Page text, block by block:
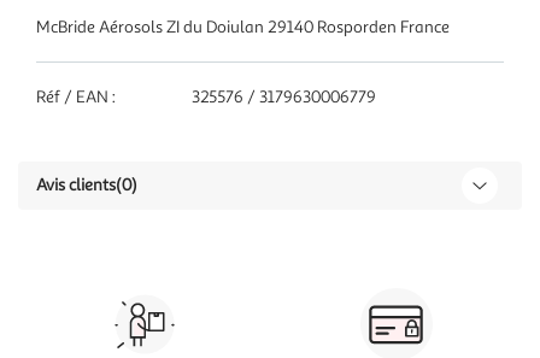
McBride Aérosols ZI du Doiulan 29140 Rosporden France
Réf / EAN : 325576 / 3179630006779
Avis clients(0)